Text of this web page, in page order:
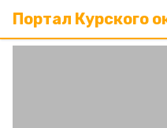
Портал Курского